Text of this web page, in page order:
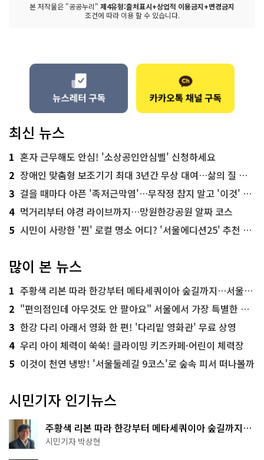
본 저작물은 "공공누리" 제4유형:출처표시+상업적 이용금지+변경금지
조건에 따라 이용 할 수 있습니다.
최신 뉴스
1 혼자 근무해도 안심! '소상공인안심벨' 신청하세요
2 장애인 맞춤형 보조기기 최대 3년간 무상 대여…삶의 질 높인다
3 걸을 때마다 아픈 '족저근막염'…무작정 참지 말고 '이것' 해보세요!
4 먹거리부터 야경 라이브까지…망원한강공원 알짜 코스
5 시민이 사랑한 '찐' 로컬 명소 어디? '서울에디션25' 추천 코스
많이 본 뉴스
1 주황색 리본 따라 한강부터 메타세쿼이아 숲길까지…서울둘레길 15코스
2 "편의점인데 아무것도 안 팔아요" 서울에서 가장 특별한 편의점의 정체
3 한강 다리 아래서 영화 한 편! '다리밑 영화관' 무료 상영
4 우리 아이 체력이 쑥쑥! 클라이밍 키즈카페·어린이 체력장
5 이것이 천연 냉방! '서울둘레길 9코스'로 숲속 피서 떠나볼까
시민기자 인기뉴스
주황색 리본 따라 한강부터 메타세쿼이아 숲길까지…
서울둘레길 15코스
시민기자 박상현